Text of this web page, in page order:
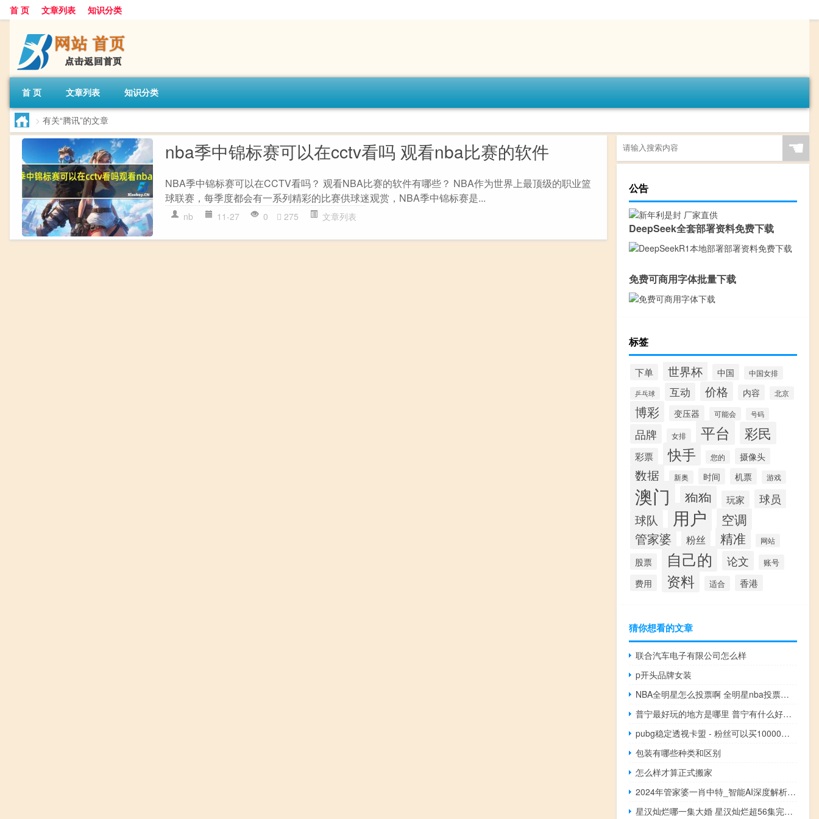
首 页 文章列表 知识分类
首 页 文章列表 知识分类
> 有关“腾讯”的文章
nba季中锦标赛可以在cctv看吗 观看nba比赛的软件
NBA季中锦标赛可以在CCTV看吗？ 观看NBA比赛的软件有哪些？ NBA作为世界上最顶级的职业篮
球联赛，每季度都会有一系列精彩的比赛供球迷观赏，NBA季中锦标赛是...
nb 11-27 0 275 文章列表
☚
公告
DeepSeek全套部署资料免费下载
免费可商用字体批量下载
标签
下单 世界杯 中国 中国女排
乒乓球 互动 价格 内容 北京
博彩 变压器 可能会 号码
品牌 女排 平台 彩民
彩票 快手 您的 摄像头
数据 新奥 时间 机票 游戏
澳门 狗狗 玩家 球员
球队 用户 空调
管家婆 粉丝 精准 网站
股票 自己的 论文 账号
费用 资料 适合 香港
猜你想看的文章
联合汽车电子有限公司怎么样
p开头品牌女装
NBA全明星怎么投票啊 全明星nba投票入口
普宁最好玩的地方是哪里 普宁有什么好玩的地方
pubg稳定透视卡盟 - 粉丝可以买10000个吗的简单介绍,闲鱼业务自助下单全网最低价
包装有哪些种类和区别
怎么样才算正式搬家
2024年管家婆一肖中特_智能AI深度解析_百度移动统计版.23.71
星汉灿烂哪一集大婚 星汉灿烂超56集完整版